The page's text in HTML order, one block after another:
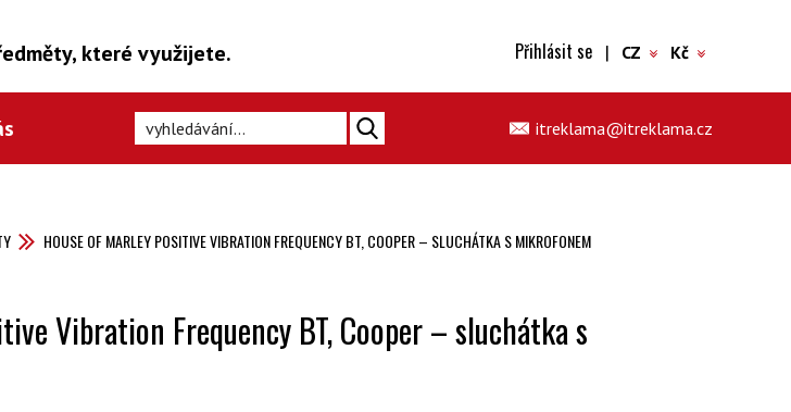
které využijete. Přihlásit se | CZ Kč
itreklama@itreklama.cz
HOUSE OF MARLEY POSITIVE VIBRATION FREQUENCY BT, COOPER – SLUCHÁTKA S MIKROFONEM
Vibration Frequency BT, Cooper – sluchátka s